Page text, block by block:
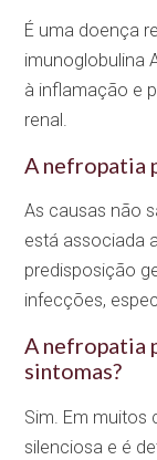
É uma doença
imunoglobulina
à inflamação e
renal.
A nefropatia
As causas não
está associada
predisposição
infecções,
A nefropatia
sintomas?
Sim. Em muitos
silenciosa e é